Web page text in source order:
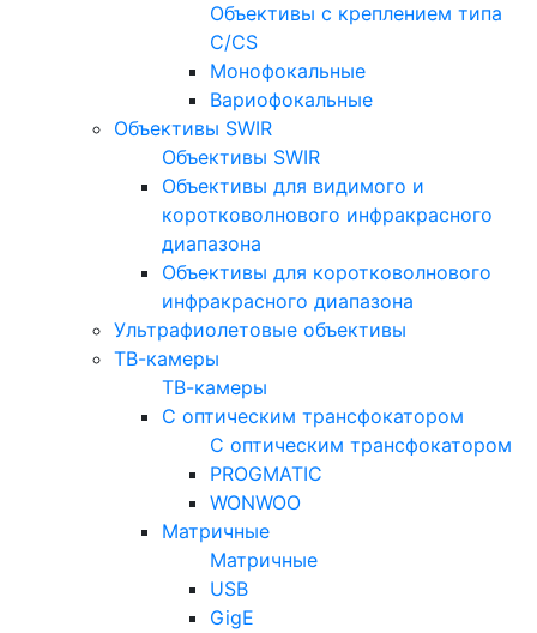
Объективы с креплением типа
C/CS
Монофокальные
Вариофокальные
Объективы SWIR
Объективы SWIR
Объективы для видимого и
коротковолнового инфракрасного
диапазона
Объективы для коротковолнового
инфракрасного диапазона
Ультрафиолетовые объективы
ТВ-камеры
ТВ-камеры
С оптическим трансфокатором
С оптическим трансфокатором
PROGMATIC
WONWOO
Матричные
Матричные
USB
GigE